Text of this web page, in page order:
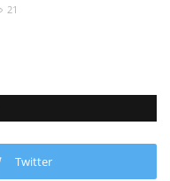
21
Twitter